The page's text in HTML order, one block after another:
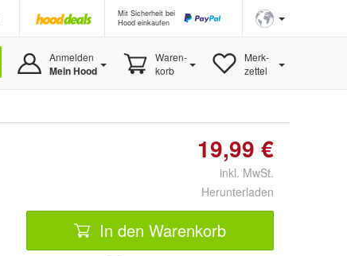
Mit Sicherheit bei
Hood einkaufen
Anmelden
Mein Hood
Waren-
korb
Merk-
zettel
19,99 €
inkl. MwSt.
Herunterladen
In den Warenkorb